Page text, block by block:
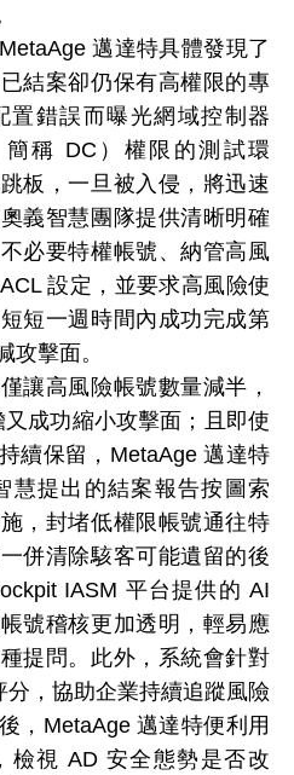
邁達特具體發現了
結案卻仍保有高權限的專
置錯誤而曝光網域控制器
簡稱 DC）權限的測試環
板，一旦被入侵，將迅速
義智慧團隊提供清晰明確
必要特權帳號、納管高風
設定，並要求高風險使
短一週時間內成功完成第
攻擊面。
讓高風險帳號數量減半，
成功縮小攻擊面；且即使
續保留，MetaAge 邁達特
慧提出的結案報告按圖索
，封堵低權限帳號通往特
併清除駭客可能遺留的後
IASM 平台提供的 AI
號稽核更加透明，輕易應
提問。此外，系統會針對
，協助企業持續追蹤風險
，MetaAge 邁達特便利用
檢視 AD 安全態勢是否改